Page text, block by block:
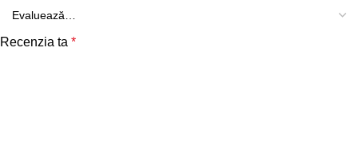
Recenzia ta *